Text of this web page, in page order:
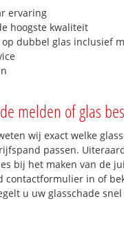
ervaring
hoogste kwaliteit
dubbel glas inclusief
melden of glas
wij exact welke
passen.
bij het maken van de
contactformulier in of
u uw glasschade